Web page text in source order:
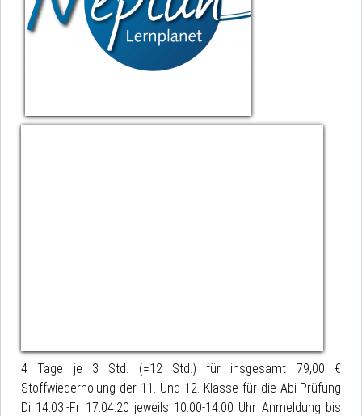
4 Tage je 3 Std. (=12 Std.) für insgesamt 79,00 €
Stoffwiederholung der 11. Und 12. Klasse für die Abi-Prüfung
Di 14.03.-Fr 17.04.20 jeweils 10:00-14:00 Uhr Anmeldung bis